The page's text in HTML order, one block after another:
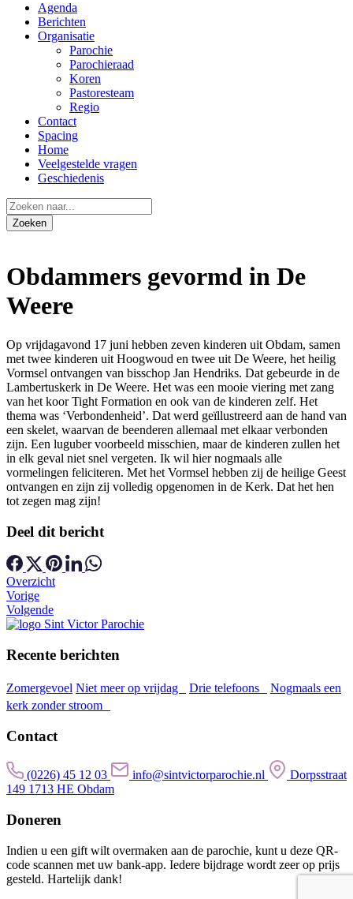
Agenda
Berichten
Organisatie
Parochie
Parochieraad
Koren
Pastoresteam
Regio
Contact
Spacing
Home
Veelgestelde vragen
Geschiedenis
Obdammers gevormd in De
Weere
Op vrijdagavond 17 juni hebben zeven kinderen uit Obdam, samen
met twee kinderen uit Hoogwoud en twee uit De Weere, het heilig
Vormsel ontvangen van bisschop Jan Hendriks. Dat gebeurde in de
Lambertuskerk in De Weere. Het was een mooie viering met zang
van het koor Tight Formation en ook van de kinderen zelf. Het
thema was ‘Verbondenheid’. Dat werd geïllustreerd aan de hand van
een skelet, waarvan de beenderen allemaal met elkaar verbonden
zijn. Een luguber voorbeeld misschien, maar de kinderen zullen het
in elk geval niet snel vergeten. Ik wil hier nogmaals alle
vormelingen feliciteren. Met het Vormsel hebben zij de heilige Geest
ontvangen en zijn zij volledig opgenomen in de Kerk. Dat het hen
tot zegen mag zijn!
Deel dit bericht
Overzicht
Vorige
Volgende
Recente berichten
Zomergevoel Niet meer op vrijdag Drie telefoons
Nogmaals een
kerk zonder stroom
Contact
(0226) 45 12 03 info@sintvictorparochie.nl
Dorpsstraat
149 1713 HE Obdam
Doneren
Indien u een gift wilt overmaken aan de parochie, kunt u deze QR-
code scannen met uw bank-app. Iedere bijdrage wordt zeer op prijs
gesteld. Hartelijk dank!